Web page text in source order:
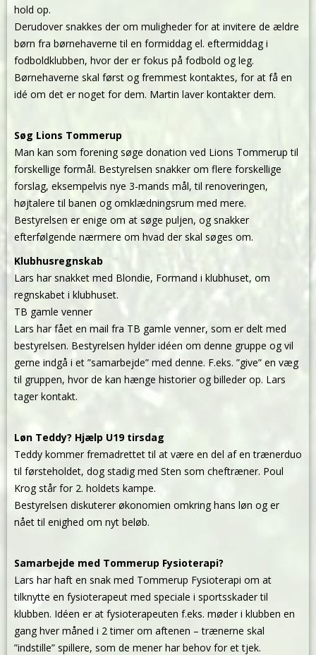
hold op.
Derudover snakkes der om muligheder for at invitere de ældre
børn fra børnehaverne til en formiddag el. eftermiddag i
fodboldklubben, hvor der er fokus på fodbold og leg.
Børnehaverne skal først og fremmest kontaktes, for at få en
idé om det er noget for dem. Martin laver kontakter dem.
Søg Lions Tommerup
Man kan som forening søge donation ved Lions Tommerup til
forskellige formål. Bestyrelsen snakker om flere forskellige
forslag, eksempelvis nye 3-mands mål, til renoveringen,
højtalere til banen og omklædningsrum med mere.
Bestyrelsen er enige om at søge puljen, og snakker
efterfølgende nærmere om hvad der skal søges om.
Klubhusregnskab
Lars har snakket med Blondie, Formand i klubhuset, om
regnskabet i klubhuset.
TB gamle venner
Lars har fået en mail fra TB gamle venner, som er delt med
bestyrelsen. Bestyrelsen hylder idéen om denne gruppe og vil
gerne indgå i et ”samarbejde” med denne. F.eks. ”give” en væg
til gruppen, hvor de kan hænge historier og billeder op. Lars
tager kontakt.
Løn Teddy? Hjælp U19 tirsdag
Teddy kommer fremadrettet til at være en del af en trænerduo
til førsteholdet, dog stadig med Sten som cheftræner. Poul
Krog står for 2. holdets kampe.
Bestyrelsen diskuterer økonomien omkring hans løn og er
nået til enighed om nyt beløb.
Samarbejde med Tommerup Fysioterapi?
Lars har haft en snak med Tommerup Fysioterapi om at
tilknytte en fysioterapeut med speciale i sportsskader til
klubben. Idéen er at fysioterapeuten f.eks. møder i klubben en
gang hver måned i 2 timer om aftenen – trænerne skal
”indstille” spillere, som de mener har behov for et tjek.